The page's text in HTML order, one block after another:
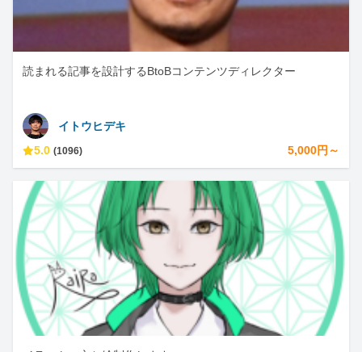
読まれる記事を設計するBtoBコンテンツディレクター
イトウヒデキ
5.0 (1096) 5,000円～